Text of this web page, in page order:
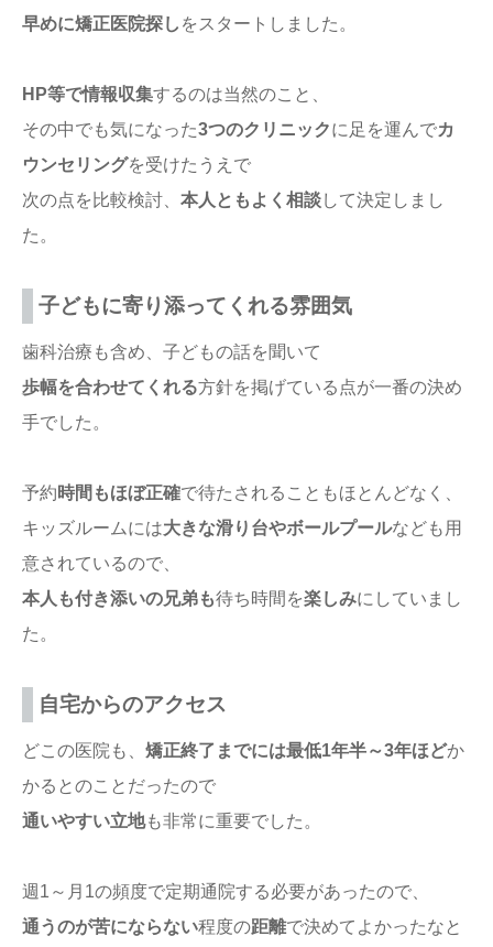
早めに矯正医院探し をスタートしました。
HP等で情報収集するのは当然のこと、
その中でも気になった3つのクリニックに足を運んでカ
ウンセリングを受けたうえで
次の点を比較検討、 本人ともよく相談して決定しまし
た。
子どもに寄り添ってくれる雰囲気
歯科治療も含め、子どもの話を聞いて
歩幅を合わせてくれる方針を掲げている点が一番の決め
手でした。
予約時間もほぼ正確で待たされることもほとんどなく、
キッズルームには大きな滑り台やボールプールなども用
意されているので、
本人も付き添いの兄弟も待ち時間を楽しみにしていまし
た。
自宅からのアクセス
どこの医院も、 矯正終了までには最低1年半～3年ほどか
かるとのことだったので
通いやすい立地も非常に重要でした。
週1～月1の頻度で定期通院する必要があったので、
通うのが苦にならない程度の距離で決めてよかったなと